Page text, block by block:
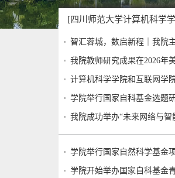
[四川师范大学计算机科学
智汇蓉城，数启新程｜我院
我院教师研究成果在2026年
计算机科学学院和互联网学
学院举行国家自科基金选题
我院成功举办“未来网络与智
学院举行国家自然科学基金
学院开始举办国家自科基金